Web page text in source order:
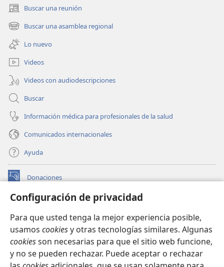
Configuración de privacidad
Para que usted tenga la mejor experiencia posible,
usamos cookiesy otras tecnologías similares. Algunas
cookiesson necesarias para que el sitio web funcione,
y no se pueden rechazar. Puede aceptar o rechazar
Buscar una reunión
(abre
una
nueva
ventana)
Buscar una asamblea regional
(abre
una
nueva
ventana)
Lo nuevo
Videos
Videos con audiodescripciones
Buscar
Información médica para profesionales de la salud
Comunicados internacionales
Ayuda
Donaciones
(abre
nueva BIBLIOTECA EN LÍNEA Watchtower™
una
nueva
ventana)
JW Hub
(abre
una
nueva
ventana)
JW Library